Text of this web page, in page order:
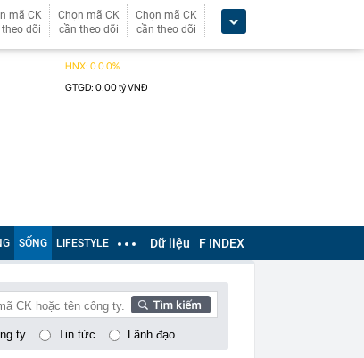
mã CK
dõi
Chọn mã CK
cần theo dõi
Chọn mã CK
cần theo dõi
SỐNG LIFESTYLE Dữ liệu F INDEX
ty Tin tức Lãnh đạo